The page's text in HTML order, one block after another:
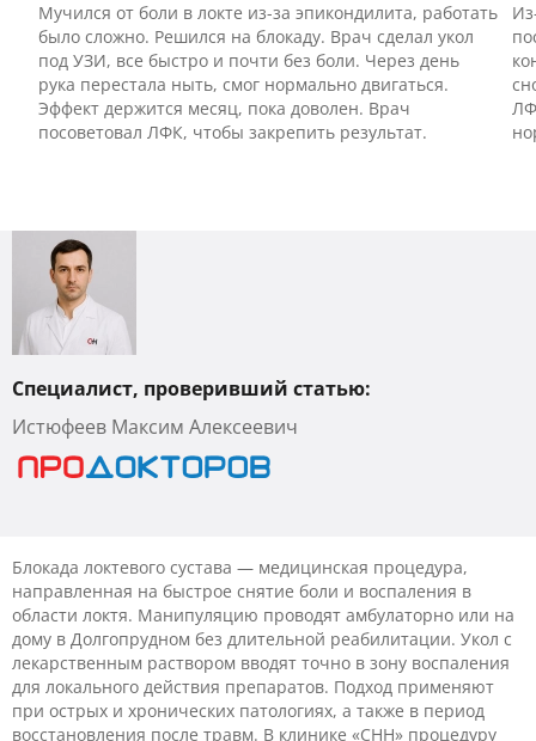
Мучился от боли в локте из-за эпикондилита, работать
было сложно. Решился на блокаду. Врач сделал укол
под УЗИ, все быстро и почти без боли. Через день
рука перестала ныть, смог нормально двигаться.
Эффект держится месяц, пока доволен. Врач
посоветовал ЛФК, чтобы закрепить результат.
Специалист, проверивший статью:
Истюфеев Максим Алексеевич
Блокада локтевого сустава — медицинская процедура,
направленная на быстрое снятие боли и воспаления в
области локтя. Манипуляцию проводят амбулаторно или на
дому в Долгопрудном без длительной реабилитации. Укол с
лекарственным раствором вводят точно в зону воспаления
для локального действия препаратов. Подход применяют
при острых и хронических патологиях, а также в период
восстановления после травм. В клинике «CHH» процедуру